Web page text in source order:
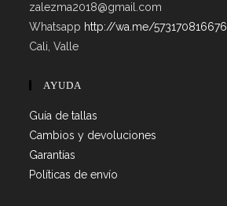
zalezma2018@gmail.com
Whatsapp http://wa.me/573170816676
Cali, Valle
AYUDA
Guía de tallas
Cambios y devoluciones
Garantías
Políticas de envío